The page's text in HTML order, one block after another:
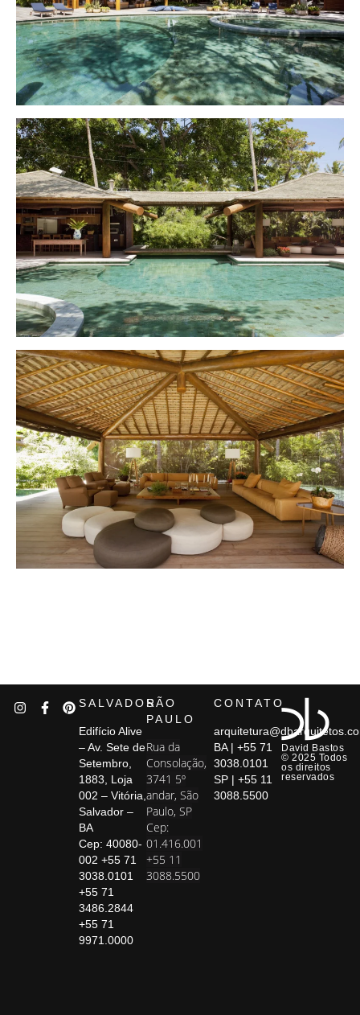
David Bastos
© 2025 Todos
os direitos
reservados
SALVADOR
Edifício Alive
– Av. Sete de
Setembro,
1883, Loja
002 – Vitória,
Salvador –
BA
Cep: 40080-
002 +55 71
3038.0101
+55 71
3486.2844
+55 71
9971.0000
SÃO
PAULO
Rua da
Consolação,
3741 5º
andar, São
Paulo, SP
Cep:
01.416.001
+55 11
3088.5500
CONTATO
BA | +55 71
3038.0101
SP | +55 11
3088.5500